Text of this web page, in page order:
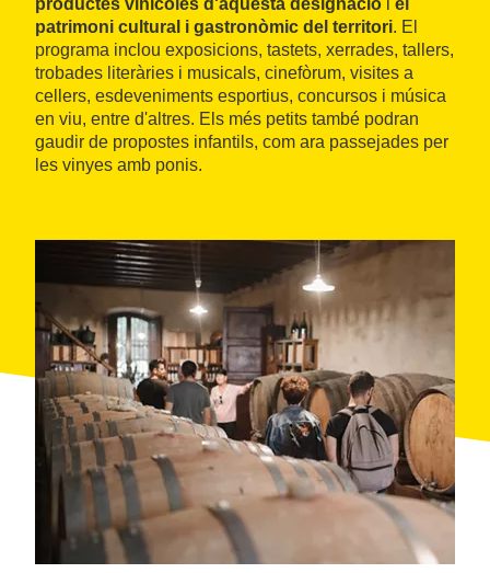
productes vinícoles d'aquesta designació i el
patrimoni cultural i gastronòmic del territori. El
programa inclou exposicions, tastets, xerrades, tallers,
trobades literàries i musicals, cinefòrum, visites a
cellers, esdeveniments esportius, concursos i música
en viu, entre d'altres. Els més petits també podran
gaudir de propostes infantils, com ara passejades per
les vinyes amb ponis.